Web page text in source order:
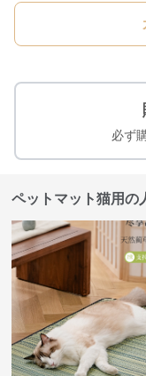
必ず
ペットマット猫用の